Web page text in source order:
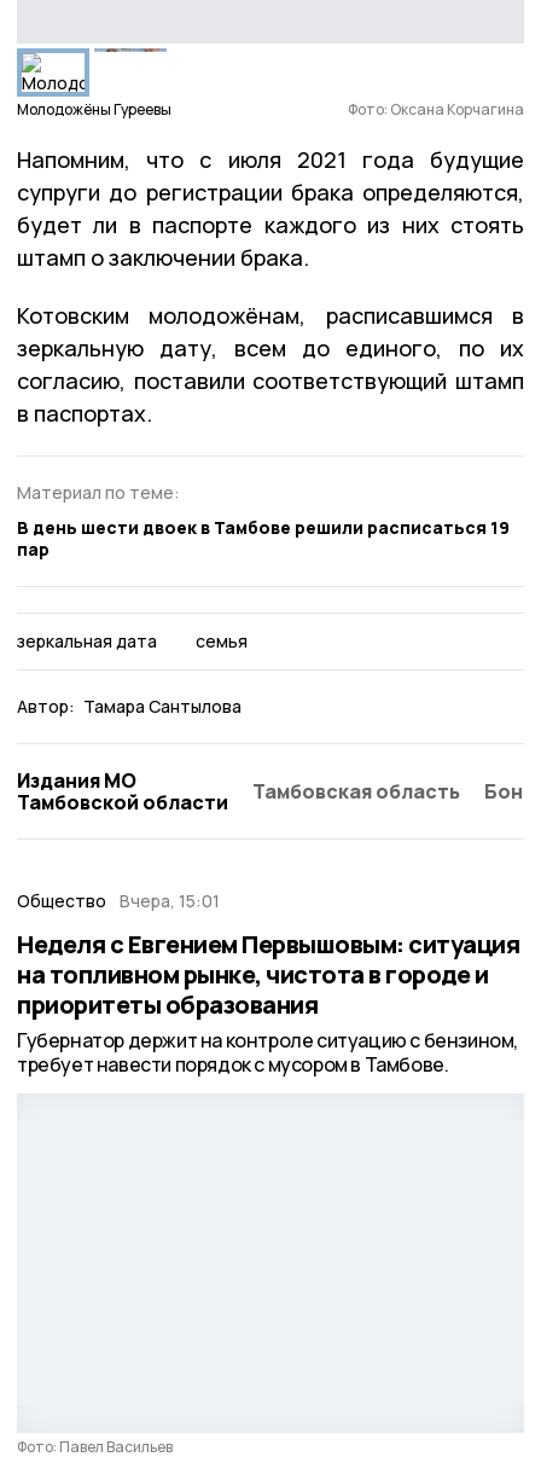
Молодожёны Гуреевы Фото: Оксана Корчагина
Напомним, что с июля 2021 года будущие
супруги до регистрации брака определяются,
будет ли в паспорте каждого из них стоять
штамп о заключении брака.
Котовским молодожёнам, расписавшимся в
зеркальную дату, всем до единого, по их
согласию, поставили соответствующий штамп
в паспортах.
Материал по теме:
В день шести двоек в Тамбове решили расписаться 19
пар
зеркальная дата семья
Автор: Тамара Сантылова
Издания МО
Тамбовской области
Тамбовская область
Общество Вчера, 15:01
Неделя с Евгением Первышовым: ситуация
на топливном рынке, чистота в городе и
приоритеты образования
Губернатор держит на контроле ситуацию с бензином,
требует навести порядок с мусором в Тамбове.
Фото: Павел Васильев